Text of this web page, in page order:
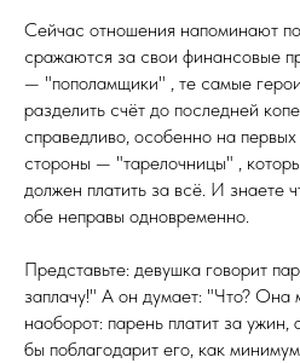
Сейчас отношения напоминают
сражаются за свои финансовые
— "пополамщики" , те самые
разделить счёт до последней
справедливо, особенно на
стороны — "тарелочницы" ,
должен платить за всё. И знаете
обе неправы одновременно.
Представьте: девушка говорит
заплачу!" А он думает: "Что? Она
наоборот: парень платит за ужин,
бы поблагодарит его, как